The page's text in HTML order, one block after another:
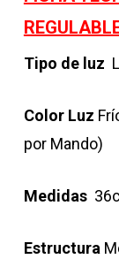
Tipo de luz
Color Luz
por Mando)
Medidas
Estructura